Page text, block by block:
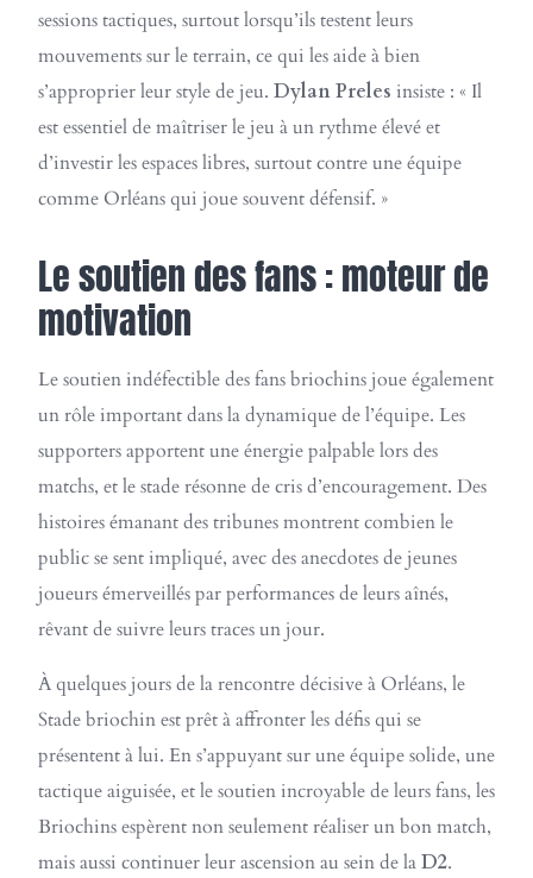
sessions tactiques, surtout lorsqu’ils testent leurs
mouvements sur le terrain, ce qui les aide à bien
s’approprier leur style de jeu. Dylan Preles insiste : « Il
est essentiel de maîtriser le jeu à un rythme élevé et
d’investir les espaces libres, surtout contre une équipe
comme Orléans qui joue souvent défensif. »
Le soutien des fans : moteur de
motivation
Le soutien indéfectible des fans briochins joue également
un rôle important dans la dynamique de l’équipe. Les
supporters apportent une énergie palpable lors des
matchs, et le stade résonne de cris d’encouragement. Des
histoires émanant des tribunes montrent combien le
public se sent impliqué, avec des anecdotes de jeunes
joueurs émerveillés par performances de leurs aînés,
rêvant de suivre leurs traces un jour.
À quelques jours de la rencontre décisive à Orléans, le
Stade briochin est prêt à affronter les défis qui se
présentent à lui. En s’appuyant sur une équipe solide, une
tactique aiguisée, et le soutien incroyable de leurs fans, les
Briochins espèrent non seulement réaliser un bon match,
mais aussi continuer leur ascension au sein de laD2.